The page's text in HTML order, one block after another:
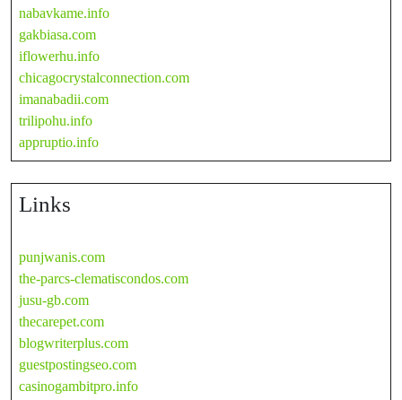
nabavkame.info
gakbiasa.com
iflowerhu.info
chicagocrystalconnection.com
imanabadii.com
trilipohu.info
appruptio.info
Links
punjwanis.com
the-parcs-clematiscondos.com
jusu-gb.com
thecarepet.com
blogwriterplus.com
guestpostingseo.com
casinogambitpro.info